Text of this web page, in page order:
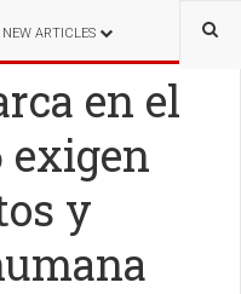
NEW ARTICLES
en el
y